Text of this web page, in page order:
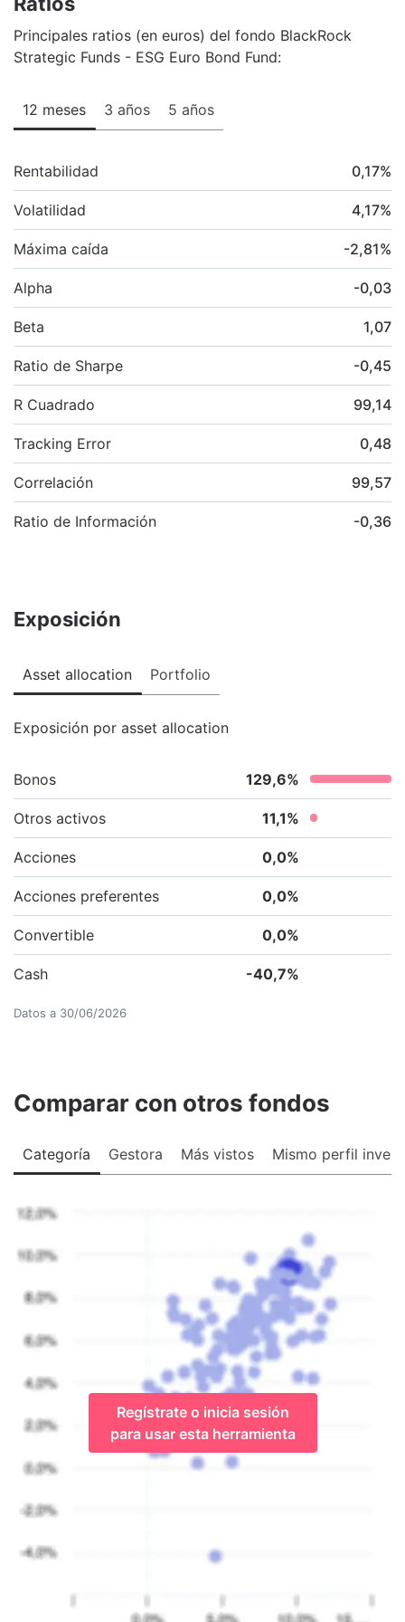
Principales ratios (en euros) del fondo BlackRock
Strategic Funds - ESG Euro Bond Fund:
12 meses 3 años 5 años
Rentabilidad 0,17%
Volatilidad 4,17%
Máxima caída -2,81%
Alpha -0,03
Beta 1,07
Ratio de Sharpe -0,45
R Cuadrado 99,14
Tracking Error 0,48
Correlación 99,57
Ratio de Información -0,36
Exposición
Asset allocation Portfolio
Exposición por asset allocation
Bonos 129,6%
Otros activos 11,1%
Acciones 0,0%
Acciones preferentes 0,0%
Convertible 0,0%
Cash -40,7%
Datos a 30/06/2026
Comparar con otros fondos
Categoría Gestora Más vistos Mismo perfil
Regístrate o inicia sesión
para usar esta herramienta